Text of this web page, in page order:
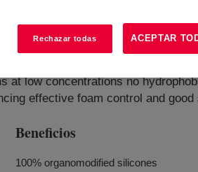
low concentrations no
effective foam control and good
Beneficios
100% organomodified silicones
Rechazar todas ACEPTAR